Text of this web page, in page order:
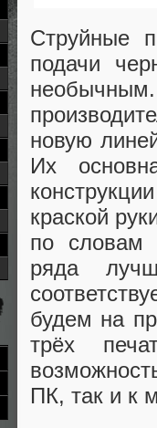
Струйные
подачи
новую
Их
краской
по словам
ряда
будем на
трёх
ПК, так и к